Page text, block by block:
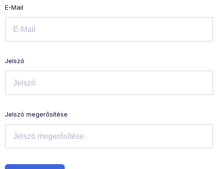
E-Mail
Jelszó
Jelszó megerősítése